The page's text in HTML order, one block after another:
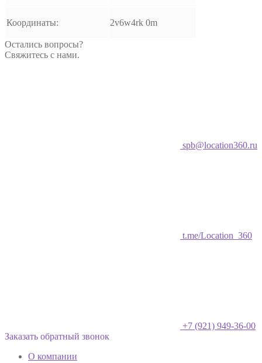
Координаты: 2v6w4rk 0m
Остались вопросы?
Свяжитесь с нами.
spb@location360.ru
t.me/Location_360
+7 (921) 949-36-00
Заказать обратный звонок
О компании